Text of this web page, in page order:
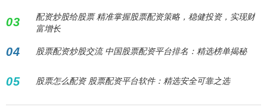
03
配资炒股给股票 精准掌握股票配资策略，稳健投资，实现财
富增长
04 股票配资炒股交流 中国股票配资平台排名：精选榜单揭秘
05 股票怎么配资 股票配资平台软件：精选安全可靠之选